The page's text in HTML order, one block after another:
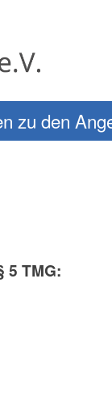
zu den
5 TMG: